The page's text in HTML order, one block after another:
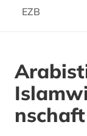
EZB
nschaft